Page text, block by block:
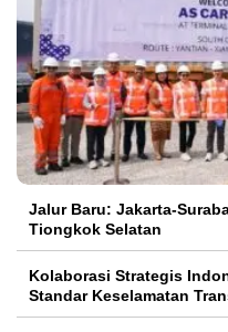
Jalur Baru: Jakarta-
Tiongkok Selatan
Kolaborasi Strategis
Standar Keselamatan